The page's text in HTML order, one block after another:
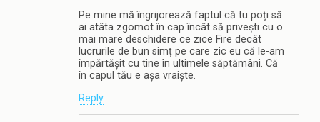
Pe mine mă îngrijorează faptul că tu poți să
ai atâta zgomot în cap încât să privești cu o
mai mare deschidere ce zice Fire decât
lucrurile de bun simț pe care zic eu că le-am
împărtășit cu tine în ultimele săptămâni. Că
în capul tău e așa vraiște.
Reply